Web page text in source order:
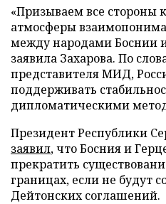
«Призываем все стороны
атмосферы
между народами Боснии
заявила Захарова. По
представителя МИД,
поддерживать
дипломатическими
Президент Республики
заявил, что Босния и
прекратить
границах, если не будут
Дейтонских соглашений.